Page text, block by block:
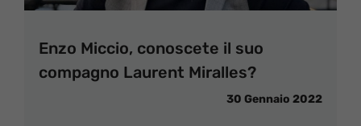
Enzo Miccio, conoscete il suo
compagno Laurent Miralles?
30 Gennaio 2022